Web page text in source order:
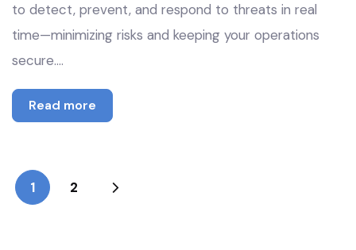
to detect, prevent, and respond to threats in real
time—minimizing risks and keeping your operations
secure.…
Read more
1 2